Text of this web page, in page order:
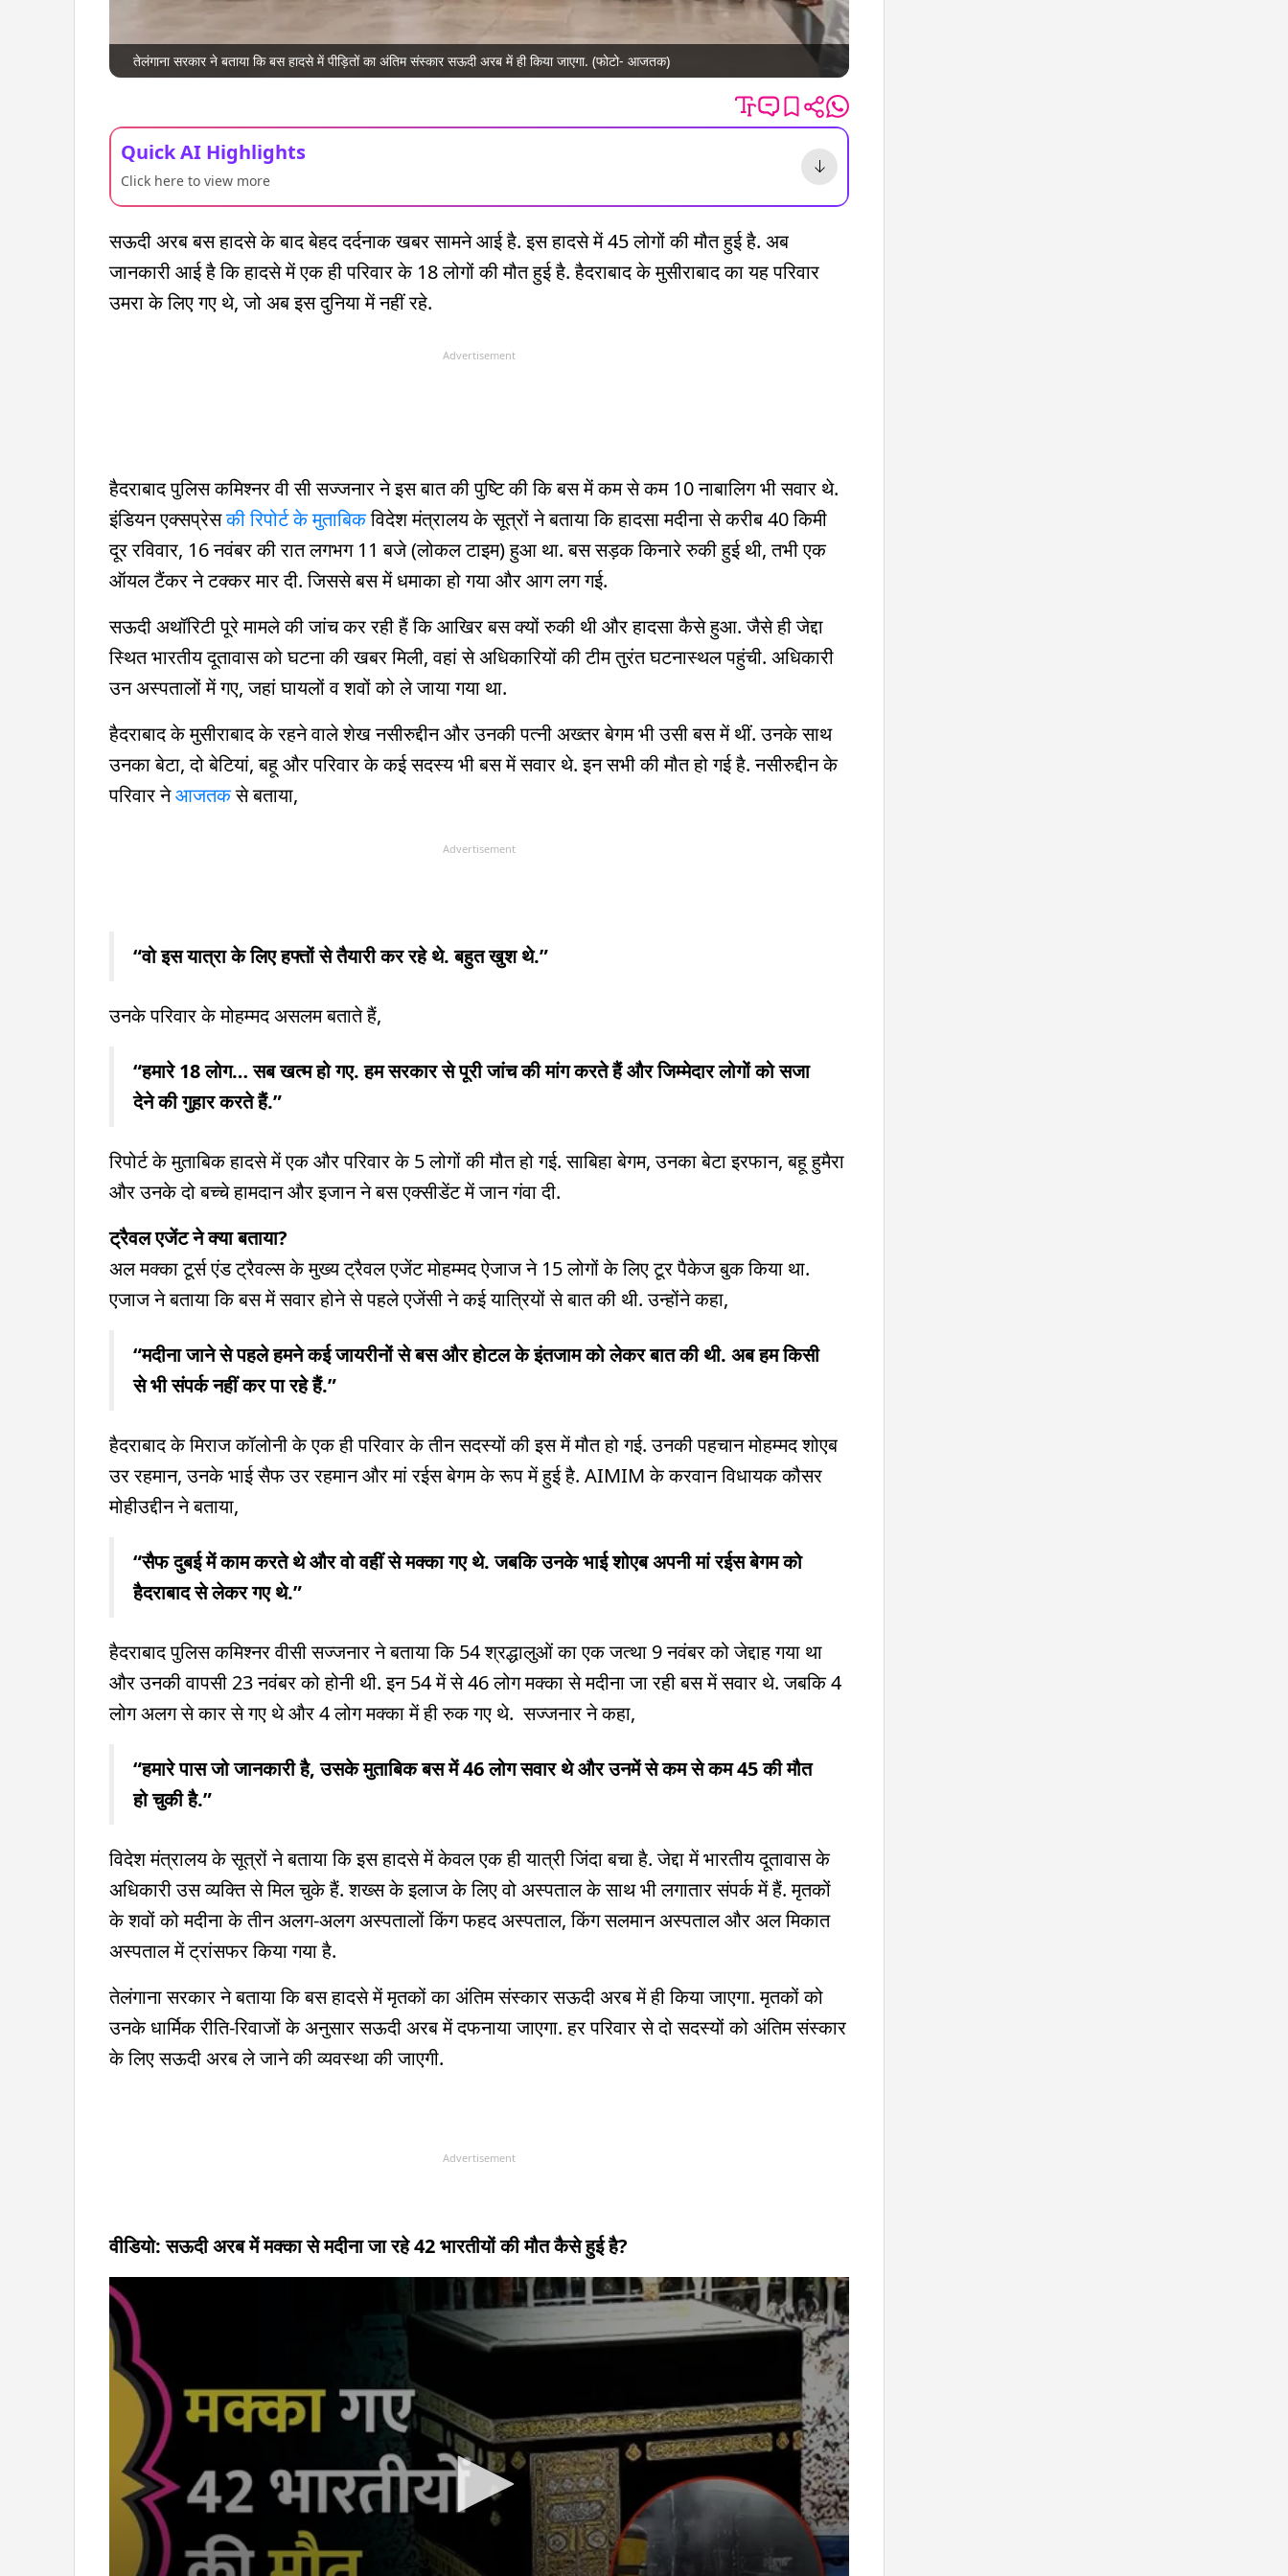
तेलंगाना सरकार ने बताया कि बस हादसे में पीड़ितों का अंतिम संस्कार सऊदी अरब में ही किया जाएगा. (फोटो- आजतक)
Quick AI Highlights
Click here to view more
सऊदी अरब बस हादसे के बाद बेहद दर्दनाक खबर सामने आई है. इस हादसे में 45 लोगों की मौत हुई है. अब
जानकारी आई है कि हादसे में एक ही परिवार के 18 लोगों की मौत हुई है. हैदराबाद के मुसीराबाद का यह परिवार
उमरा के लिए गए थे, जो अब इस दुनिया में नहीं रहे.
Advertisement
हैदराबाद पुलिस कमिश्नर वी सी सज्जनार ने इस बात की पुष्टि की कि बस में कम से कम 10 नाबालिग भी सवार थे.
इंडियन एक्सप्रेसकी रिपोर्ट के मुताबिकविदेश मंत्रालय के सूत्रों ने बताया कि हादसा मदीना से करीब 40 किमी
दूर रविवार, 16 नवंबर की रात लगभग 11 बजे (लोकल टाइम) हुआ था. बस सड़क किनारे रुकी हुई थी, तभी एक
ऑयल टैंकर ने टक्कर मार दी. जिससे बस में धमाका हो गया और आग लग गई.
सऊदी अथॉरिटी पूरे मामले की जांच कर रही हैं कि आखिर बस क्यों रुकी थी और हादसा कैसे हुआ. जैसे ही जेद्दा
स्थित भारतीय दूतावास को घटना की खबर मिली, वहां से अधिकारियों की टीम तुरंत घटनास्थल पहुंची. अधिकारी
उन अस्पतालों में गए, जहां घायलों व शवों को ले जाया गया था.
हैदराबाद के मुसीराबाद के रहने वाले शेख नसीरुद्दीन और उनकी पत्नी अख्तर बेगम भी उसी बस में थीं. उनके साथ
उनका बेटा, दो बेटियां, बहू और परिवार के कई सदस्य भी बस में सवार थे. इन सभी की मौत हो गई है. नसीरुद्दीन के
परिवार नेआजतकसे बताया,
Advertisement
“वो इस यात्रा के लिए हफ्तों से तैयारी कर रहे थे. बहुत खुश थे.”
उनके परिवार के मोहम्मद असलम बताते हैं,
“हमारे 18 लोग… सब खत्म हो गए. हम सरकार से पूरी जांच की मांग करते हैं और जिम्मेदार लोगों को सजा
देने की गुहार करते हैं.”
रिपोर्ट के मुताबिक हादसे में एक और परिवार के 5 लोगों की मौत हो गई. साबिहा बेगम, उनका बेटा इरफान, बहू हुमैरा
और उनके दो बच्चे हामदान और इजान ने बस एक्सीडेंट में जान गंवा दी.
ट्रैवल एजेंट ने क्या बताया?
अल मक्का टूर्स एंड ट्रैवल्स के मुख्य ट्रैवल एजेंट मोहम्मद ऐजाज ने 15 लोगों के लिए टूर पैकेज बुक किया था.
एजाज ने बताया कि बस में सवार होने से पहले एजेंसी ने कई यात्रियों से बात की थी. उन्होंने कहा,
“मदीना जाने से पहले हमने कई जायरीनों से बस और होटल के इंतजाम को लेकर बात की थी. अब हम किसी
से भी संपर्क नहीं कर पा रहे हैं.”
हैदराबाद के मिराज कॉलोनी के एक ही परिवार के तीन सदस्यों की इस में मौत हो गई. उनकी पहचान मोहम्मद शोएब
उर रहमान, उनके भाई सैफ उर रहमान और मां रईस बेगम के रूप में हुई है. AIMIM के करवान विधायक कौसर
मोहीउद्दीन ने बताया,
“सैफ दुबई में काम करते थे और वो वहीं से मक्का गए थे. जबकि उनके भाई शोएब अपनी मां रईस बेगम को
हैदराबाद से लेकर गए थे.”
हैदराबाद पुलिस कमिश्नर वीसी सज्जनार ने बताया कि 54 श्रद्धालुओं का एक जत्था 9 नवंबर को जेद्दाह गया था
और उनकी वापसी 23 नवंबर को होनी थी. इन 54 में से 46 लोग मक्का से मदीना जा रही बस में सवार थे. जबकि 4
लोग अलग से कार से गए थे और 4 लोग मक्का में ही रुक गए थे. सज्जनार ने कहा,
“हमारे पास जो जानकारी है, उसके मुताबिक बस में 46 लोग सवार थे और उनमें से कम से कम 45 की मौत
हो चुकी है.”
विदेश मंत्रालय के सूत्रों ने बताया कि इस हादसे में केवल एक ही यात्री जिंदा बचा है. जेद्दा में भारतीय दूतावास के
अधिकारी उस व्यक्ति से मिल चुके हैं. शख्स के इलाज के लिए वो अस्पताल के साथ भी लगातार संपर्क में हैं. मृतकों
के शवों को मदीना के तीन अलग-अलग अस्पतालों किंग फहद अस्पताल, किंग सलमान अस्पताल और अल मिकात
अस्पताल में ट्रांसफर किया गया है.
तेलंगाना सरकार ने बताया कि बस हादसे में मृतकों का अंतिम संस्कार सऊदी अरब में ही किया जाएगा. मृतकों को
उनके धार्मिक रीति-रिवाजों के अनुसार सऊदी अरब में दफनाया जाएगा. हर परिवार से दो सदस्यों को अंतिम संस्कार
के लिए सऊदी अरब ले जाने की व्यवस्था की जाएगी.
Advertisement
वीडियो: सऊदी अरब में मक्का से मदीना जा रहे 42 भारतीयों की मौत कैसे हुई है?